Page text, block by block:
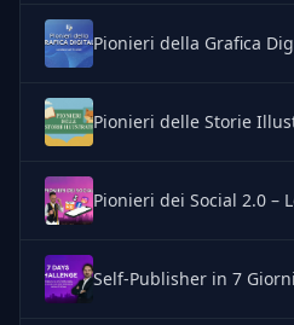
Pionieri dei Social 2.0 –